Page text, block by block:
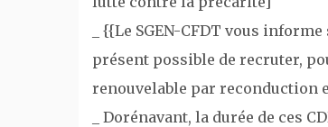
_ {{Le SGEN-CFDT vous
présent possible de recruter,
renouvelable par reconduction
_ Dorénavant, la durée de ces